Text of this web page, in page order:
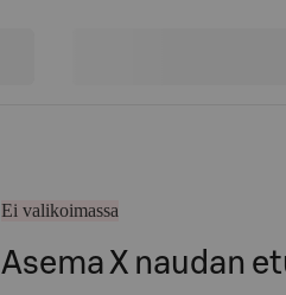
Ei valikoimassa
Asema X naudan